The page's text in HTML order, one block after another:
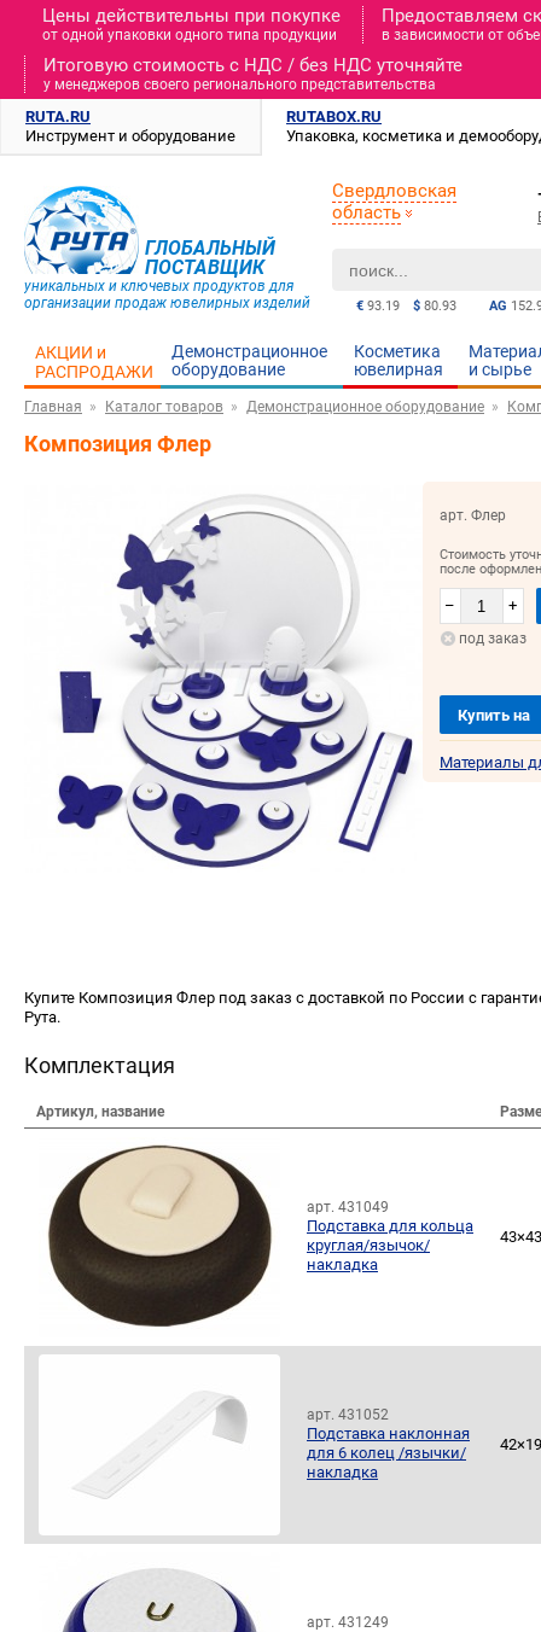
Цены действительны при покупке
от одной упаковки одного типа продукции
Предоставляем
в зависимости от
Итоговую стоимость c НДС / без НДС уточняйте
у менеджеров своего регионального представительства
RUTA.RU
Инструмент и оборудование
RUTABOX.RU
Упаковка, косметика и
ГЛОБАЛЬНЫЙ
ПОСТАВЩИК
уникальных и ключевых продуктов для
организации продаж ювелирных изделий
AG
€ 93.19 $ 80.93
Свердловская
область
АКЦИИ и
РАСПРОДАЖИ
Демонстрационное
оборудование
Косметика
ювелирная
и cырье
Главная Каталог товаров Демонстрационное оборудование
Композиция Флер
арт. Флер
Стоимость
после
– +
под заказ
Купить на
Материалы
Купите Композиция Флер под заказ с доставкой по России с
Рута.
Комплектация
Артикул, название
арт. 431049
Подставка для кольца
круглая/язычок/
накладка
арт. 431052
Подставка наклонная
для 6 колец /язычки/
накладка
арт. 431249